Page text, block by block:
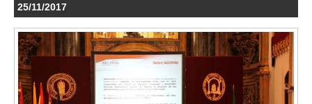
25/11/2017